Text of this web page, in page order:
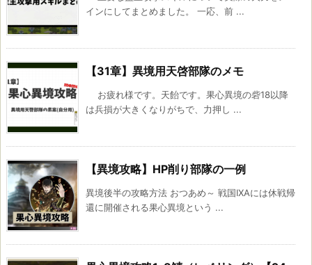
インにしてまとめました。 一応、前 ...
【31章】異境用天啓部隊のメモ
お疲れ様です。天飴です。果心異境の砦18以降
は兵損が大きくなりがちで、力押し ...
【異境攻略】HP削り部隊の一例
異境後半の攻略方法 おつあめ～ 戦国IXAには休戦帰
還に開催される果心異境という ...